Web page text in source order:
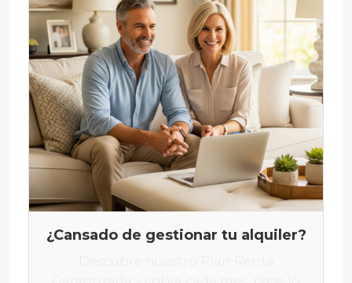
¿Cansado de gestionar tu alquiler?